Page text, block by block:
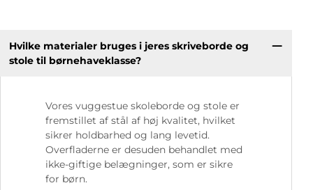
Hvilke materialer bruges i jeres skriveborde og
stole til børnehaveklasse?
Vores vuggestue skoleborde og stole er
fremstillet af stål af høj kvalitet, hvilket
sikrer holdbarhed og lang levetid.
Overfladerne er desuden behandlet med
ikke-giftige belægninger, som er sikre
for børn.